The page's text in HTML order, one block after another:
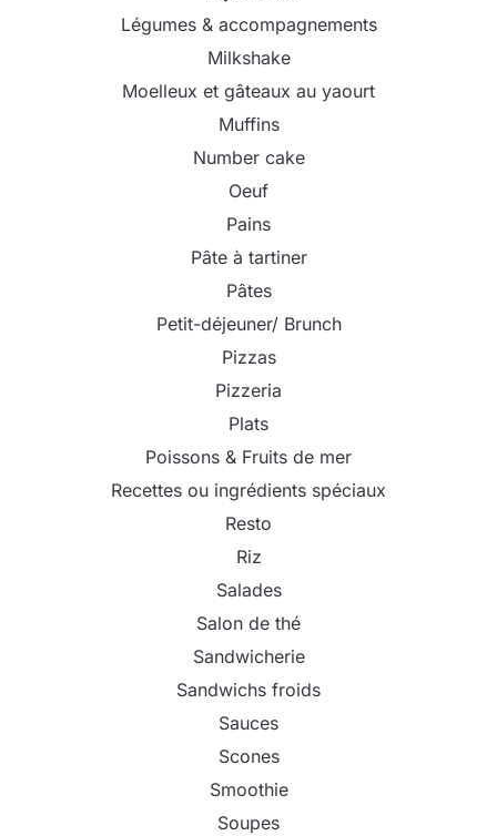
Légumes & accompagnements
Milkshake
Moelleux et gâteaux au yaourt
Muffins
Number cake
Oeuf
Pains
Pâte à tartiner
Pâtes
Petit-déjeuner/ Brunch
Pizzas
Pizzeria
Plats
Poissons & Fruits de mer
Recettes ou ingrédients spéciaux
Resto
Riz
Salades
Salon de thé
Sandwicherie
Sandwichs froids
Sauces
Scones
Smoothie
Soupes